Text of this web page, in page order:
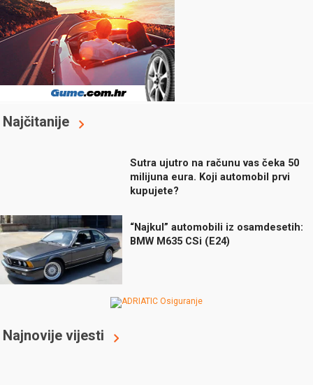
Najčitanije
Sutra ujutro na računu vas čeka 50
milijuna eura. Koji automobil prvi
kupujete?
“Najkul” automobili iz osamdesetih:
BMW M635 CSi (E24)
Najnovije vijesti